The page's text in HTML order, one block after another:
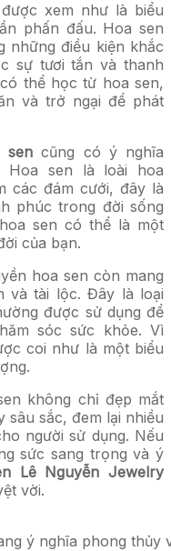
xem như là biểu
phấn đấu. Hoa sen
những điều kiện khắc
sự tươi tắn và thanh
thể học từ hoa sen,
và trở ngại để phát
sen cũng có ý nghĩa
sen là loài hoa
các đám cưới, đây là
phúc trong đời sống
sen có thể là một
của bạn.
hoa sen còn mang
và tài lộc. Đây là loại
được sử dụng để
sóc sức khỏe. Vì
coi như là một biểu
không chỉ đẹp mắt
sâu sắc, đem lại nhiều
người sử dụng. Nếu
sức sang trọng và ý
Lê Nguyễn Jewelry
vời.
ý nghĩa phong thủy